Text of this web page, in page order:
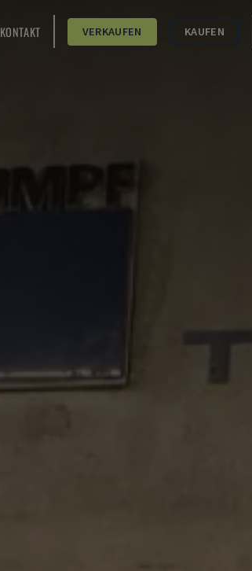
KONTAKT VERKAUFEN KAUFEN